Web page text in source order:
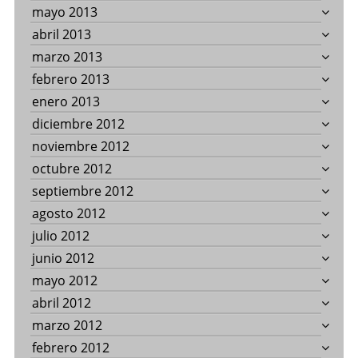
mayo 2013
abril 2013
marzo 2013
febrero 2013
enero 2013
diciembre 2012
noviembre 2012
octubre 2012
septiembre 2012
agosto 2012
julio 2012
junio 2012
mayo 2012
abril 2012
marzo 2012
febrero 2012